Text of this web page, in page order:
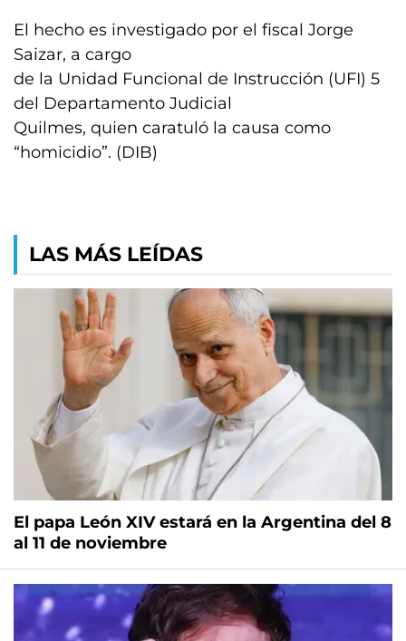
El hecho es investigado por el fiscal Jorge
Saizar, a cargo
de la Unidad Funcional de Instrucción (UFI) 5
del Departamento Judicial
Quilmes, quien caratuló la causa como
“homicidio”. (DIB)
LAS MÁS LEÍDAS
El papa León XIV estará en la Argentina del 8
al 11 de noviembre